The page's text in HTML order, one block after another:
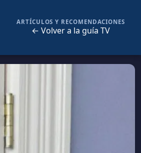
ARTÍCULOS Y RECOMENDACIONES
← Volver a la guía TV